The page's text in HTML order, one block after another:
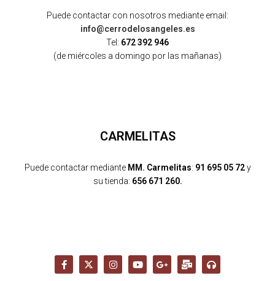
Puede contactar con nosotros mediante email:
info@cerrodelosangeles.es
Tel: 672 392 946
(de miércoles a domingo por las mañanas)
CARMELITAS
Puede contactar medianteMM. Carmelitas: 91 695 05 72y
su tienda: 656 671 260.